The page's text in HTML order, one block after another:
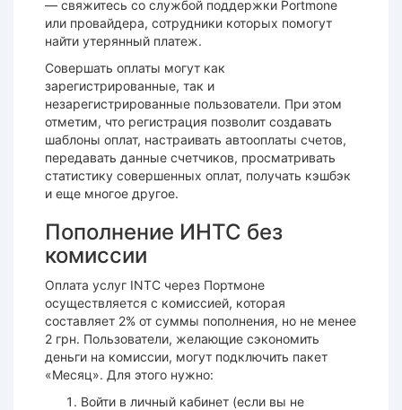
— свяжитесь со службой поддержки Portmone
или провайдера, сотрудники которых помогут
найти утерянный платеж.
Совершать оплаты могут как
зарегистрированные, так и
незарегистрированные пользователи. При этом
отметим, что регистрация позволит создавать
шаблоны оплат, настраивать автооплаты счетов,
передавать данные счетчиков, просматривать
статистику совершенных оплат, получать кэшбэк
и еще многое другое.
Пополнение ИНТС без
комиссии
Оплата услуг INTC через Портмоне
осуществляется с комиссией, которая
составляет 2% от суммы пополнения, но не менее
2 грн. Пользователи, желающие сэкономить
деньги на комиссии, могут подключить пакет
«Месяц». Для этого нужно:
Войти в личный кабинет (если вы не